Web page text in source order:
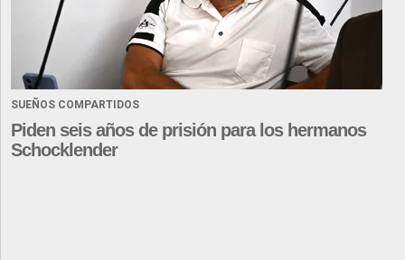
SUEÑOS COMPARTIDOS
Piden seis años de prisión para los hermanos
Schocklender